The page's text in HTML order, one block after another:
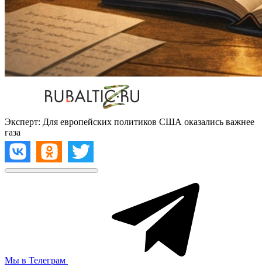
Эксперт: Для европейских политиков США оказались важнее
газа
Мы в Телеграм